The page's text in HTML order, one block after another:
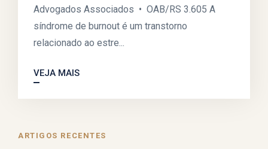
Advogados Associados • OAB/RS 3.605 A
síndrome de burnout é um transtorno
relacionado ao estre...
VEJA MAIS
ARTIGOS RECENTES